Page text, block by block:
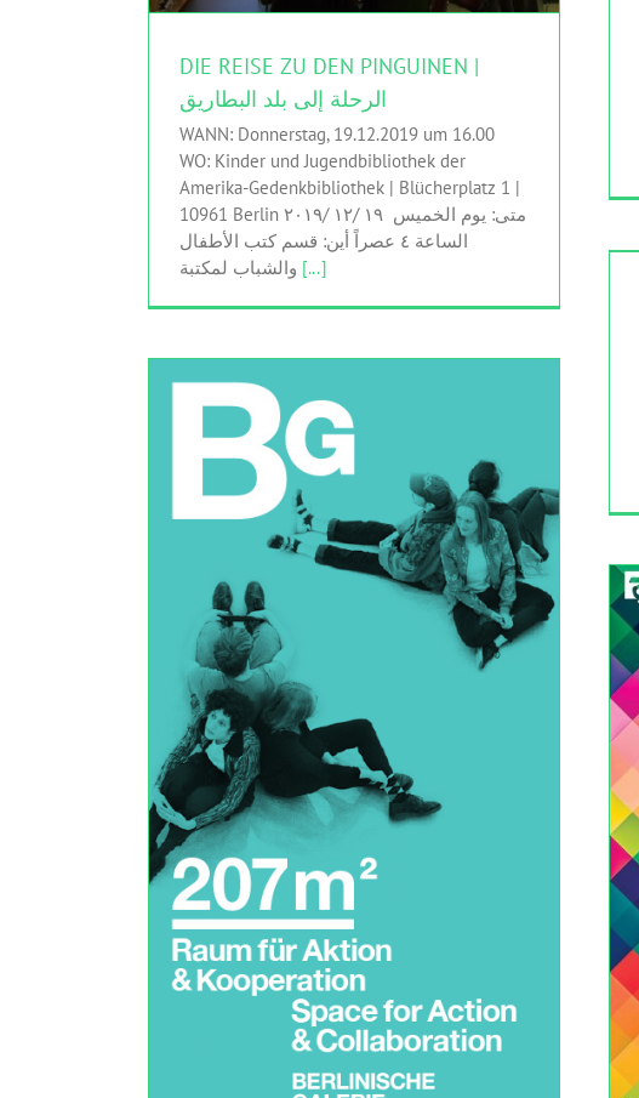
DIE REISE ZU DEN PINGUINEN |
الرحلة إلى بلد البطاريق
WANN: Donnerstag, 19.12.2019 um 16.00
WO: Kinder und Jugendbibliothek der
Amerika-Gedenkbibliothek | Blücherplatz 1 |
10961 Berlin متى: يوم الخميس ۱٩ /۱۲ /۲٠۱٩
الساعة ٤ عصراً أين: قسم كتب الأطفال
[...]
MOVING FORMS – ZUSAMMEN GIFS MACHEN!
Berlinische Galerie HINGEHEN MITMACHEN